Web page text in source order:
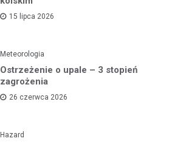
15 lipca 2026
Meteorologia
Ostrzeżenie o upale – 3 stopień
zagrożenia
26 czerwca 2026
Hazard